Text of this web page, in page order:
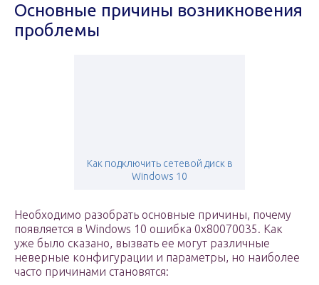
Основные причины возникновения
проблемы
Как подключить сетевой диск в
Windows 10
Необходимо разобрать основные причины, почему
появляется в Windows 10 ошибка 0x80070035. Как
уже было сказано, вызвать ее могут различные
неверные конфигурации и параметры, но наиболее
часто причинами становятся: